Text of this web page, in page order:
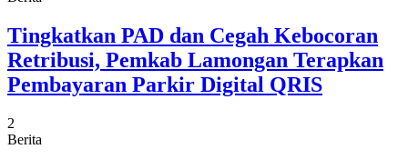
Tingkatkan PAD dan Cegah Kebocoran
Retribusi, Pemkab Lamongan Terapkan
Pembayaran Parkir Digital QRIS
2
Berita